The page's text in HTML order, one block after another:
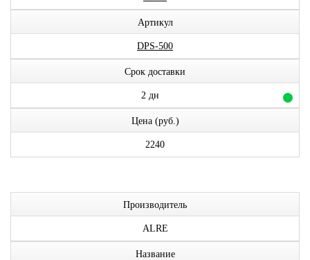
Артикул
DPS-500
Срок доставки
2 дн
Цена (руб.)
2240
Производитель
ALRE
Название